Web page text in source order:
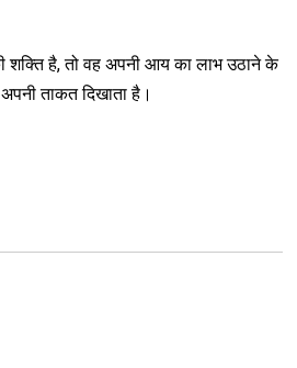
शक्ति है, तो वह अपनी आय का लाभ उठाने के
ताकत दिखाता है।